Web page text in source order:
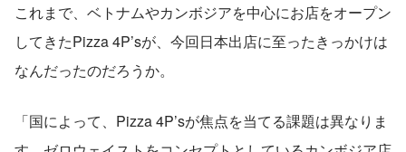
これまで、ベトナムやカンボジアを中心にお店をオープン
してきたPizza 4P’sが、今回日本出店に至ったきっかけは
なんだったのだろうか。
「国によって、Pizza 4P’sが焦点を当てる課題は異なりま